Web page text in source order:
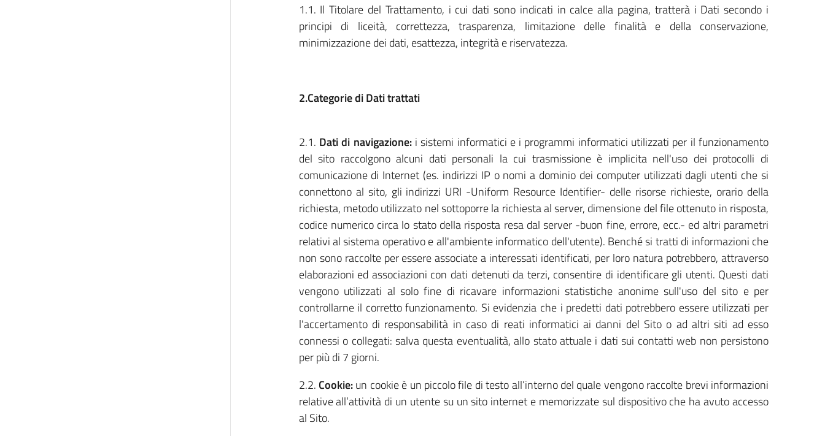
1.1. Il Titolare del Trattamento, i cui dati sono indicati in calce alla pagina, tratterà i Dati secondo i
principi di liceità, correttezza, trasparenza, limitazione delle finalità e della conservazione,
minimizzazione dei dati, esattezza, integrità e riservatezza.
2.Categorie di Dati trattati
2.1. Dati di navigazione:i sistemi informatici e i programmi informatici utilizzati per il funzionamento
del sito raccolgono alcuni dati personali la cui trasmissione è implicita nell'uso dei protocolli di
comunicazione di Internet (es. indirizzi IP o nomi a dominio dei computer utilizzati dagli utenti che si
connettono al sito, gli indirizzi URI -Uniform Resource Identifier- delle risorse richieste, orario della
richiesta, metodo utilizzato nel sottoporre la richiesta al server, dimensione del file ottenuto in risposta,
codice numerico circa lo stato della risposta resa dal server -buon fine, errore, ecc.- ed altri parametri
relativi al sistema operativo e all'ambiente informatico dell'utente). Benché si tratti di informazioni che
non sono raccolte per essere associate a interessati identificati, per loro natura potrebbero, attraverso
elaborazioni ed associazioni con dati detenuti da terzi, consentire di identificare gli utenti. Questi dati
vengono utilizzati al solo fine di ricavare informazioni statistiche anonime sull'uso del sito e per
controllarne il corretto funzionamento. Si evidenzia che i predetti dati potrebbero essere utilizzati per
l'accertamento di responsabilità in caso di reati informatici ai danni del Sito o ad altri siti ad esso
connessi o collegati: salva questa eventualità, allo stato attuale i dati sui contatti web non persistono
per più di 7 giorni.
2.2. Cookie:un cookie è un piccolo file di testo all’interno del quale vengono raccolte brevi informazioni
relative all’attività di un utente su un sito internet e memorizzate sul dispositivo che ha avuto accesso
al Sito.